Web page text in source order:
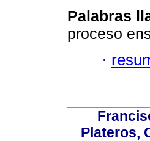
Palabras
proceso
·
Plateros,